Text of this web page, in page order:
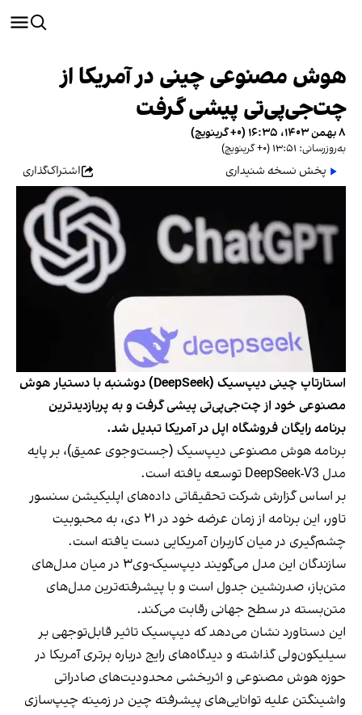
هوش مصنوعی چینی در آمریکا از
چت‌جی‌پی‌تی پیشی گرفت
۸ بهمن ۱۴۰۳، ۱۶:۳۵ (‎+۰ گرینویچ)
به‌روزرسانی: ۱۳:۵۱ (‎+۰ گرینویچ)
پخش نسخه شنیداری اشتراک‌گذاری
استارتاپ چینی دیپ‌سیک (DeepSeek) دوشنبه با دستیار هوش
مصنوعی خود از چت‌جی‌پی‌تی پیشی گرفت و به‌ پربازدیدترین
برنامه رایگان فروشگاه اپل در آمریکا تبدیل شد.
برنامه هوش مصنوعی دیپ‌سیک (جست‌وجوی عمیق)، بر پایه
مدل DeepSeek-V3 توسعه یافته است.
بر اساس گزارش شرکت تحقیقاتی داده‌های اپلیکیشن سنسور
تاور، این برنامه از زمان عرضه خود در ۲۱ دی، به محبوبیت
چشم‌گیری در میان کاربران آمریکایی دست یافته است.
سازندگان این مدل می‌گویند دیپ‌سیک-وی۳ در میان مدل‌های
متن‌باز، صدرنشین جدول است و با پیشرفته‌ترین مدل‌های
متن‌بسته در سطح جهانی رقابت می‌کند.
این دستاورد نشان می‌دهد که دیپ‌سیک تاثیر قابل‌توجهی بر
سیلیکون‌ولی گذاشته و دیدگاه‌های رایج درباره برتری آمریکا در
حوزه هوش مصنوعی و اثربخشی محدودیت‌های صادراتی
واشینگتن علیه توانایی‌های پیشرفته چین در زمینه چیپ‌سازی